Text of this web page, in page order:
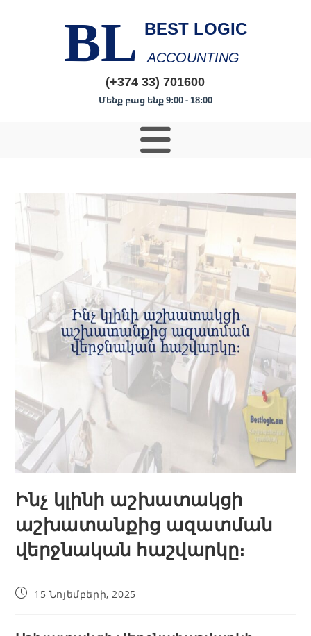
BL BEST LOGIC
ACCOUNTING
(+374 33) 701600
Մենք բաց ենք 9:00 - 18:00
Ինչ կլինի աշխատակցի
աշխատանքից ազատման
վերջնական հաշվարկը։
15 Նոյեմբերի, 2025